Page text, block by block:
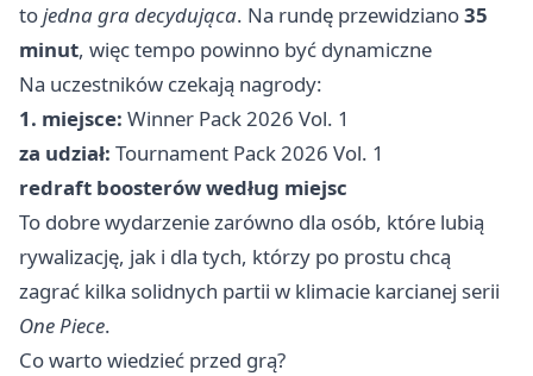
tojedna gra decydująca. Na rundę przewidziano35
minut, więc tempo powinno być dynamiczne
Na uczestników czekają nagrody:
1. miejsce: Winner Pack 2026 Vol. 1
za udział: Tournament Pack 2026 Vol. 1
redraft boosterów według miejsc
To dobre wydarzenie zarówno dla osób, które lubią
rywalizację, jak i dla tych, którzy po prostu chcą
zagrać kilka solidnych partii w klimacie karcianej serii
One Piece.
Co warto wiedzieć przed grą?